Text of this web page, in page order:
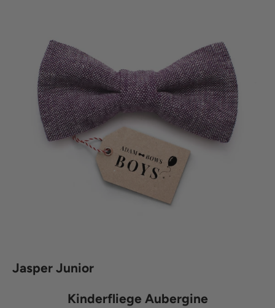
Jasper Junior
Kinderfliege Aubergine